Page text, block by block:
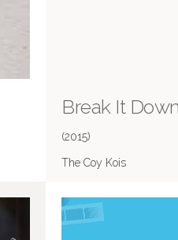
Break It
(2015)
The Coy Kois